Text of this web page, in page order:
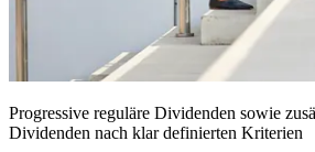
Progressive reguläre Dividenden sowie
Dividenden nach klar definierten Kriterien